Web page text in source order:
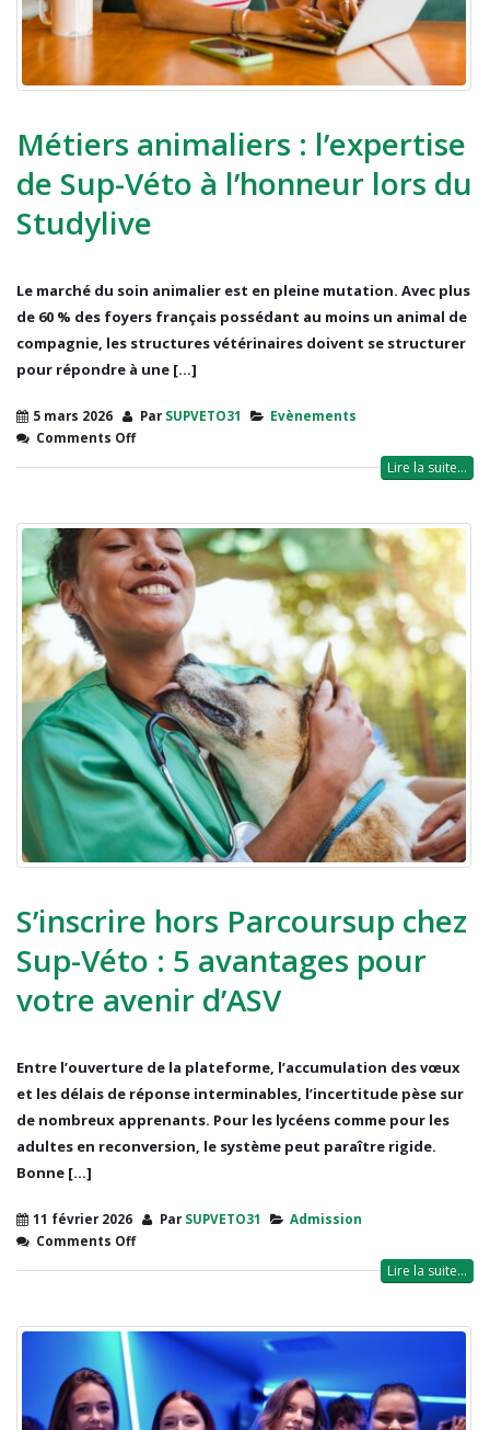
Métiers animaliers : l’expertise
de Sup-Véto à l’honneur lors du
Studylive
Le marché du soin animalier est en pleine mutation. Avec plus
de 60 % des foyers français possédant au moins un animal de
compagnie, les structures vétérinaires doivent se structurer
pour répondre à une [...]
5 mars 2026 ParSUPVETO31
Evènements
Comments Off
Lire la suite...
S’inscrire hors Parcoursup chez
Sup-Véto : 5 avantages pour
votre avenir d’ASV
Entre l’ouverture de la plateforme, l’accumulation des vœux
et les délais de réponse interminables, l’incertitude pèse sur
de nombreux apprenants. Pour les lycéens comme pour les
adultes en reconversion, le système peut paraître rigide.
Bonne [...]
11 février 2026 ParSUPVETO31
Admission
Comments Off
Lire la suite...